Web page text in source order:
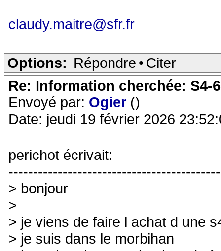
claudy.maitre@sfr.fr
Options: Répondre • Citer
Re: Information cherchée: S4-
Envoyé par: Ogier ()
Date: jeudi 19 février 2026
perichot écrivait:
> bonjour
>
> je viens de faire l achat d une
> je suis dans le morbihan